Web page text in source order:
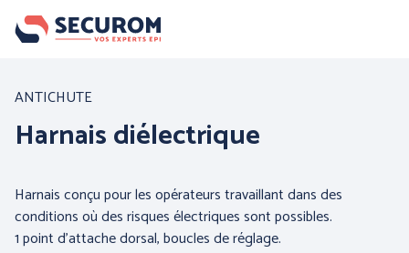
Aller
Nos produits
Par famille :
ANTICHUTE
Harnais diélectrique
Harnais conçu pour les opérateurs travaillant dans des
conditions où des risques électriques sont possibles.
1 point d'attache dorsal, boucles de réglage.